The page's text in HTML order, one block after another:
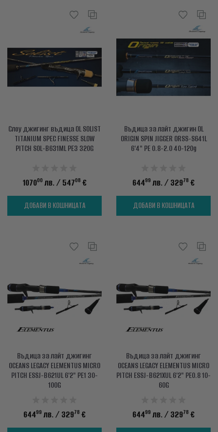
Слоу джигинг въдица OL SOLIST
TITANIUM SPEC FINESSE SLOW
PITCH SOL-B631ML PE3 320G
107000 лв. / 54708 €
ДОБАВИ В КОШНИЦАТА
Въдица за лайт джигин OL
ORIGIN SPIN JIGGER ORSS-S641L
6'4" PE 0.8-2.0 40-120g
64499 лв. / 32978 €
ДОБАВИ В КОШНИЦАТА
Въдица за лайт джигинг
OCEANS LEGACY ELEMENTUS MICRO
PITCH ESSJ-B621UL 6'2" PE1 30-
100G
64499 лв. / 32978 €
Въдица за лайт джигинг
OCEANS LEGACY ELEMENTUS MICRO
PITCH ESSJ-B621XUL 6'2" PE0.8 10-
60G
64499 лв. / 32978 €